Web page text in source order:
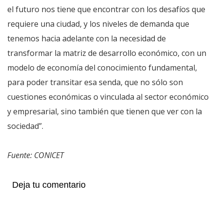
el futuro nos tiene que encontrar con los desafíos que
requiere una ciudad, y los niveles de demanda que
tenemos hacia adelante con la necesidad de
transformar la matriz de desarrollo económico, con un
modelo de economía del conocimiento fundamental,
para poder transitar esa senda, que no sólo son
cuestiones económicas o vinculada al sector económico
y empresarial, sino también que tienen que ver con la
sociedad”.
Fuente: CONICET
Deja tu comentario